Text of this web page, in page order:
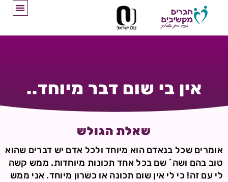
אין בי שום דבר מיוחד..
שאלת הגולש
אומרים שכל בנאדם הוא מיוחד ולכל אדם יש דברים שהוא
טוב בהם ושה´ שם בכל אחד תכונות מיוחדות. ממש קשה
לי עם זה! כי לי אין שום תכונה או כשרון מיוחד. אני ממש